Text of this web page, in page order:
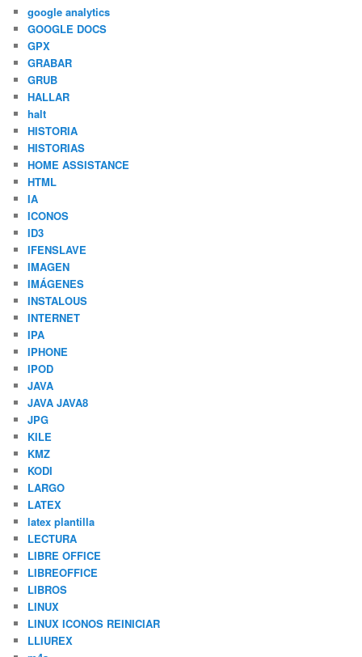
google analytics
GOOGLE DOCS
GPX
GRABAR
GRUB
HALLAR
halt
HISTORIA
HISTORIAS
HOME ASSISTANCE
HTML
IA
ICONOS
ID3
IFENSLAVE
IMAGEN
IMÁGENES
INSTALOUS
INTERNET
IPA
IPHONE
IPOD
JAVA
JAVA JAVA8
JPG
KILE
KMZ
KODI
LARGO
LATEX
latex plantilla
LECTURA
LIBRE OFFICE
LIBREOFFICE
LIBROS
LINUX
LINUX ICONOS REINICIAR
LLIUREX